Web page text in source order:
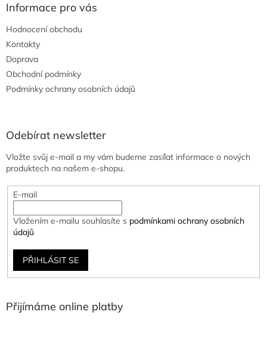
Informace pro vás
Hodnocení obchodu
Kontakty
Doprava
Obchodní podmínky
Podmínky ochrany osobních údajů
Odebírat newsletter
Vložte svůj e-mail a my vám budeme zasílat informace o nových
produktech na našem e-shopu.
E-mail
Vložením e-mailu souhlasíte s podmínkami ochrany osobních
údajů
PŘIHLÁSIT SE
Přijímáme online platby